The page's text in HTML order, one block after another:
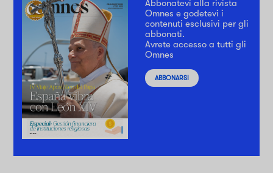
Abbonatevi alla rivista
Omnes e godetevi i
contenuti esclusivi per gli
abbonati.
Avrete accesso a tutti gli
Omnes
ABBONARSI